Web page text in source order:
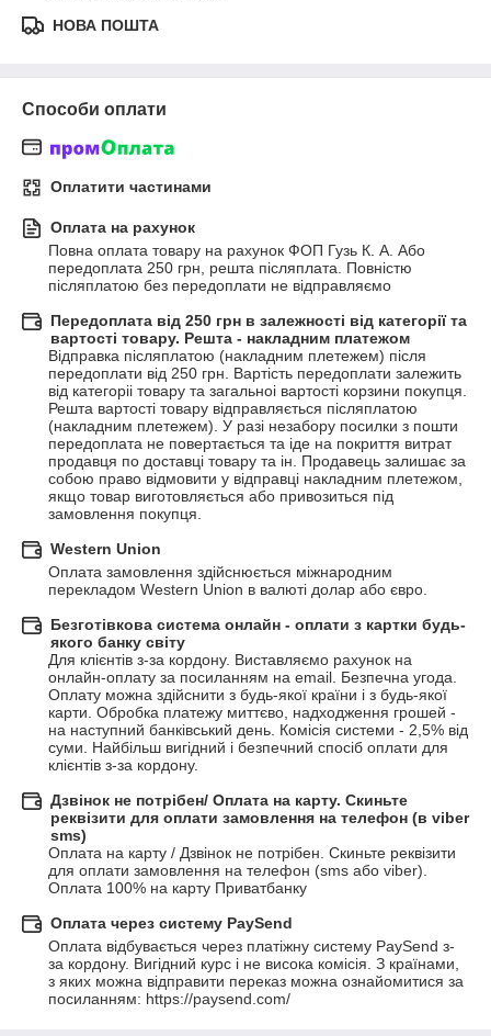
НОВА ПОШТА
Способи оплати
Оплатити частинами
Оплата на рахунок
Повна оплата товару на рахунок ФОП Гузь К. А. Або
передоплата 250 грн, решта післяплата. Повністю
післяплатою без передоплати не відправляємо
Передоплата від 250 грн в залежності від категорії та
вартості товару. Решта - накладним платежом
Відправка післяплатою (накладним плетежем) після
передоплати від 250 грн. Вартість передоплати залежить
від категоріі товару та загальноі вартості корзини покупця.
Решта вартості товару відправляється післяплатою
(накладним плетежем). У разі незабору посилки з пошти
передоплата не повертається та іде на покриття витрат
продавця по доставці товару та ін. Продавець залишає за
собою право відмовити у відправці накладним плетежом,
якщо товар виготовляється або привозиться під
замовлення покупця.
Western Union
Оплата замовлення здійснюється міжнародним
перекладом Western Union в валюті долар або євро.
Безготівкова система онлайн - оплати з картки будь-
якого банку світу
Для клієнтів з-за кордону. Виставляємо рахунок на
онлайн-оплату за посиланням на email. Безпечна угода.
Оплату можна здійснити з будь-якої країни і з будь-якої
карти. Обробка платежу миттєво, надходження грошей -
на наступний банківський день. Комісія системи - 2,5% від
суми. Найбільш вигідний і безпечний спосіб оплати для
клієнтів з-за кордону.
Дзвінок не потрібен/ Оплата на карту. Скиньте
реквізити для оплати замовлення на телефон (в viber
sms)
Оплата на карту / Дзвінок не потрібен. Скиньте реквізити
для оплати замовлення на телефон (sms або viber).
Оплата 100% на карту Приватбанку
Оплата через систему PaySend
Оплата відбувається через платіжну систему PaySend з-
за кордону. Вигідний курс і не висока комісія. З країнами,
з яких можна відправити переказ можна ознайомитися за
посиланням: https://paysend.com/